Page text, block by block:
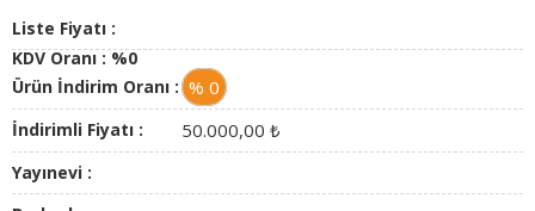
Liste Fiyatı :
KDV Oranı :%0
Ürün İndirim Oranı : % 0
İndirimli Fiyatı : 50.000,00 ₺
Yayınevi :